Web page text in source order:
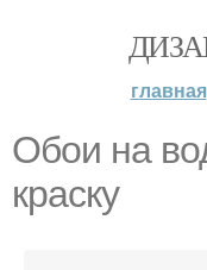
главная
Обои на
краску